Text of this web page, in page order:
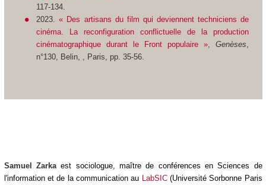
117-134.
2023.« Des artisans du film qui deviennent techniciens de
cinéma. La reconfiguration conflictuelle de la production
cinématographique durant le Front populaire »,Genèses,
n°130, Belin, , Paris, pp. 35-56.
Samuel Zarkaest sociologue, maître de conférences en Sciences de
l'information et de la communication au LabSIC(Université Sorbonne Paris